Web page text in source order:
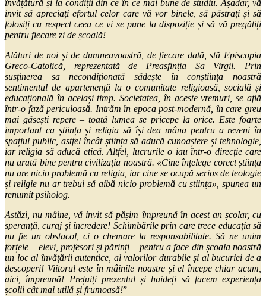
învățătură și la condiții din ce în ce mai bune de studiu. Așadar, vă
invit să apreciați efortul celor care vă vor binele, să păstrați și să
folosiți cu respect ceea ce vi se pune la dispoziție și să vă pregătiți
pentru fiecare zi de școală!
Alături de noi și de dumneavoastră, de fiecare dată, stă Episcopia
Greco-Catolică, reprezentată de Preasfinția Sa Virgil. Prin
susținerea sa necondiționată sădește în conștiința noastră
sentimentul de apartenență la o comunitate religioasă, socială și
educațională în același timp. Societatea, în aceste vremuri, se află
într-o fază periculoasă. Intrăm în epoca post-modernă, în care greu
mai găsești repere – toată lumea se pricepe la orice. Este foarte
important ca știința și religia să își dea mâna pentru a reveni în
spațiul public, astfel încât știința să aducă cunoaștere și tehnologie,
iar religia să aducă etică. Altfel, lucrurile o iau într-o direcție care
nu arată bine pentru civilizația noastră. «Cine înțelege corect știința
nu are nicio problemă cu religia, iar cine se ocupă serios de teologie
și religie nu ar trebui să aibă nicio problemă cu știința», spunea un
renumit psiholog.
Astăzi, nu mâine, vă invit să pășim împreună în acest an școlar, cu
speranță, curaj și încredere! Schimbările prin care trece educația să
nu fie un obstacol, ci o chemare la responsabilitate. Să ne unim
forțele – elevi, profesori și părinți – pentru a face din școala noastră
un loc al învățării autentice, al valorilor durabile și al bucuriei de a
descoperi! Viitorul este în mâinile noastre și el începe chiar acum,
aici, împreună! Prețuiți prezentul și haideți să facem experiența
școlii cât mai utilă și frumoasă!”